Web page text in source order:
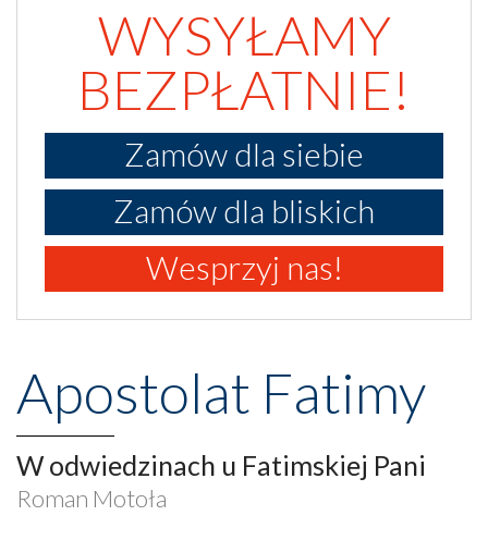
WYSYŁAMY
BEZPŁATNIE!
Zamów dla siebie
Zamów dla bliskich
Wesprzyj nas!
Apostolat Fatimy
W odwiedzinach u Fatimskiej Pani
Roman Motoła